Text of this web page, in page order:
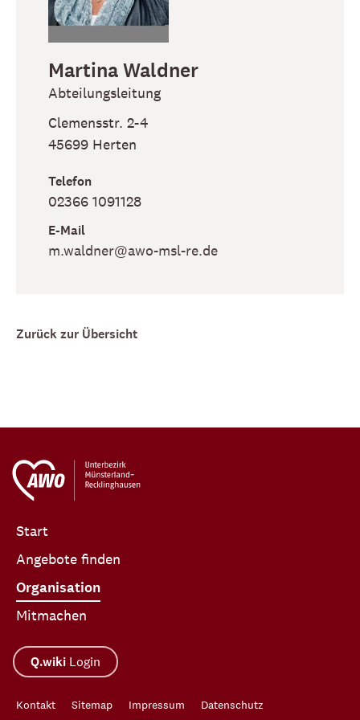
MartinaWaldner
Abteilungsleitung
Clemensstr. 2-4
45699 Herten
Telefon
02366 1091128
E-Mail
m​.waldner​@awo-msl-re​.de
Zurück zur Übersicht
Start
Angebote finden
Organisation
Mitmachen
Q.wiki Login
Kontakt Sitemap Impressum Datenschutz